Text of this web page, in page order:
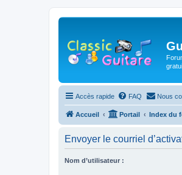
Accès rapide FAQ Nous
Accueil Portail Index du
Envoyer le courriel
Nom d’utilisateur :